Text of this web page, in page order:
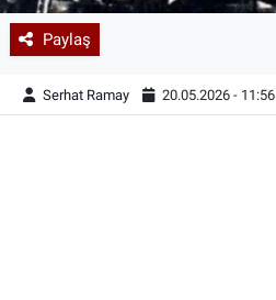
Paylaş
Serhat Ramay 20.05.2026 - 11:56